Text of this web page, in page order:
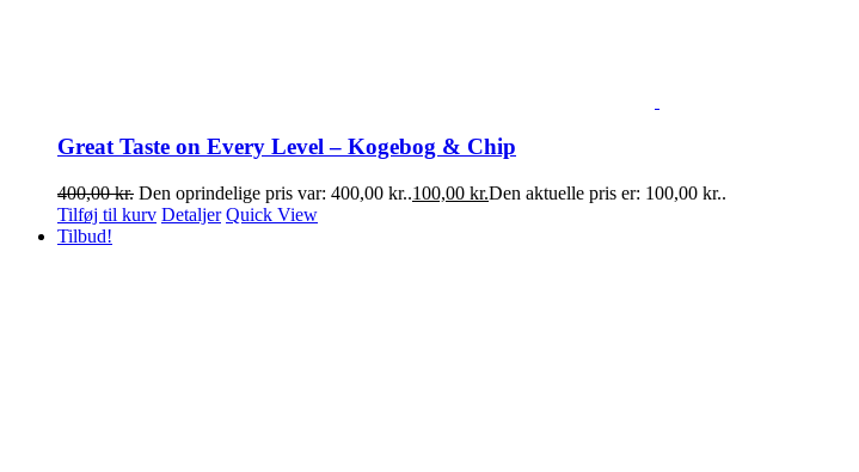
Great Taste on Every Level – Kogebog & Chip
400,00kr. Den oprindelige pris var: 400,00 kr..100,00 kr.Den aktuelle pris er: 100,00 kr..
Tilføj til kurv Detaljer Quick View
Tilbud!